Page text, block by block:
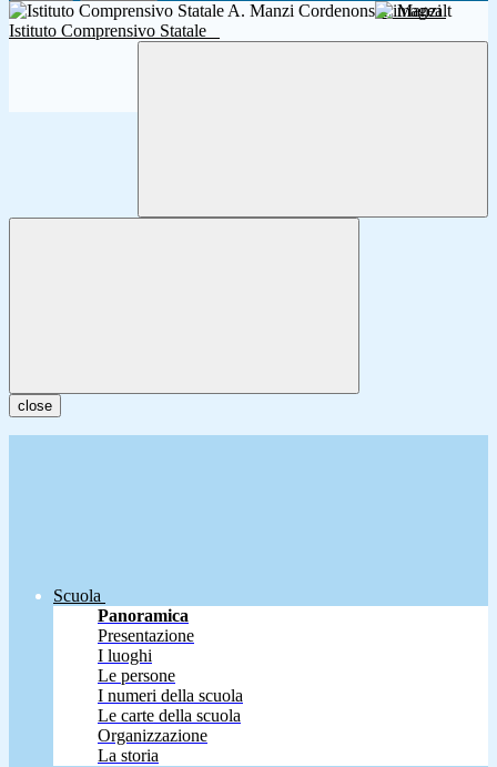
A. Manzi
Istituto Comprensivo Statale
close
Scuola
Panoramica
Presentazione
I luoghi
Le persone
I numeri della scuola
Le carte della scuola
Organizzazione
La storia